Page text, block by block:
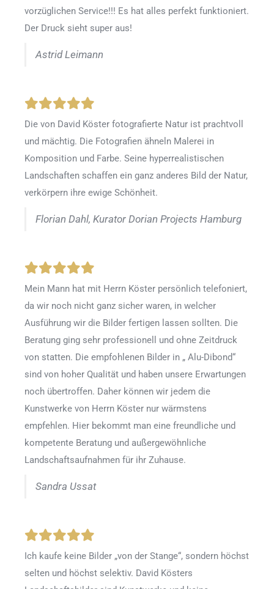
vorzüglichen Service!!! Es hat alles perfekt funktioniert.
Der Druck sieht super aus!
Astrid Leimann
Die von David Köster fotografierte Natur ist prachtvoll
und mächtig. Die Fotografien ähneln Malerei in
Komposition und Farbe. Seine hyperrealistischen
Landschaften schaffen ein ganz anderes Bild der Natur,
verkörpern ihre ewige Schönheit.
Florian Dahl, Kurator Dorian Projects Hamburg
Mein Mann hat mit Herrn Köster persönlich telefoniert,
da wir noch nicht ganz sicher waren, in welcher
Ausführung wir die Bilder fertigen lassen sollten. Die
Beratung ging sehr professionell und ohne Zeitdruck
von statten. Die empfohlenen Bilder in „ Alu-Dibond“
sind von hoher Qualität und haben unsere Erwartungen
noch übertroffen. Daher können wir jedem die
Kunstwerke von Herrn Köster nur wärmstens
empfehlen. Hier bekommt man eine freundliche und
kompetente Beratung und außergewöhnliche
Landschaftsaufnahmen für ihr Zuhause.
Sandra Ussat
Ich kaufe keine Bilder „von der Stange“, sondern höchst
selten und höchst selektiv. David Kösters